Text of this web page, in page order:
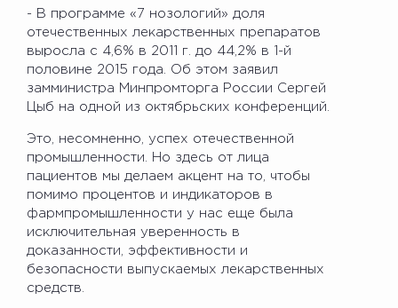
- В программе «7 нозологий» доля
отечественных лекарственных препаратов
выросла с 4,6% в 2011 г. до 44,2% в 1-й
половине 2015 года. Об этом заявил
замминистра Минпромторга России Сергей
Цыб на одной из октябрьских конференций.
Это, несомненно, успех отечественной
промышленности. Но здесь от лица
пациентов мы делаем акцент на то, чтобы
помимо процентов и индикаторов в
фармпромышленности у нас еще была
исключительная уверенность в
доказанности, эффективности и
безопасности выпускаемых лекарственных
средств.